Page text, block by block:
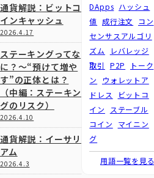
通貨解説：ビットコ
インキャッシュ
2026.4.17
ステーキングってな
に？～“預けて増や
す”の正体とは？
（中編：ステーキン
グのリスク）
2026.4.10
通貨解説：イーサリ
アム
2026.4.3
DApps ハッシュ
値 成行注文
コン
センサスアルゴリ
ズム
レバレッジ
取引
P2P
トーク
ン
ウォレットア
ドレス
ビットコ
イン
ステーブル
コイン
マイニン
グ
用語一覧を見る